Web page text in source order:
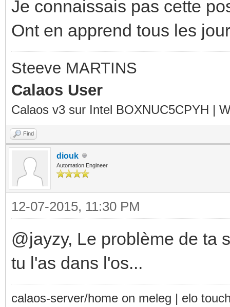
Je connaissais pas cette
Ont en apprend tous les
Steeve MARTINS
Calaos User
Calaos v3 sur Intel BOXNUC5CPYH |
Find
diouk
Automation Engineer
12-07-2015, 11:30 PM
@jayzy, Le problème de ta
tu l'as dans l'os...
calaos-server/home on meleg | elo